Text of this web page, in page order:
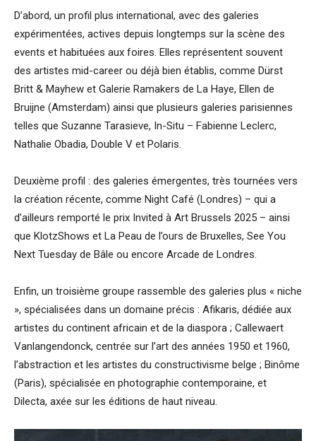
D’abord, un profil plus international, avec des galeries
expérimentées, actives depuis longtemps sur la scène des
events et habituées aux foires. Elles représentent souvent
des artistes mid-career ou déjà bien établis, comme Dürst
Britt & Mayhew et Galerie Ramakers de La Haye, Ellen de
Bruijne (Amsterdam) ainsi que plusieurs galeries parisiennes
telles que Suzanne Tarasieve, In-Situ – Fabienne Leclerc,
Nathalie Obadia, Double V et Polaris.
Deuxième profil : des galeries émergentes, très tournées vers
la création récente, comme Night Café (Londres) – qui a
d’ailleurs remporté le prix Invited à Art Brussels 2025 – ainsi
que KlotzShows et La Peau de l’ours de Bruxelles, See You
Next Tuesday de Bâle ou encore Arcade de Londres.
Enfin, un troisième groupe rassemble des galeries plus « niche
», spécialisées dans un domaine précis : Afikaris, dédiée aux
artistes du continent africain et de la diaspora ; Callewaert
Vanlangendonck, centrée sur l’art des années 1950 et 1960,
l’abstraction et les artistes du constructivisme belge ; Binôme
(Paris), spécialisée en photographie contemporaine, et
Dilecta, axée sur les éditions de haut niveau.